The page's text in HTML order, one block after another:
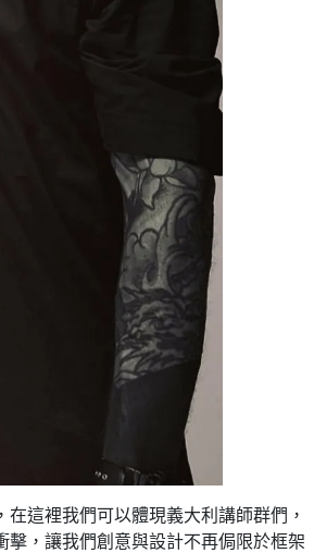
在這裡我們可以體現義大利講師群們，
，讓我們創意與設計不再侷限於框架